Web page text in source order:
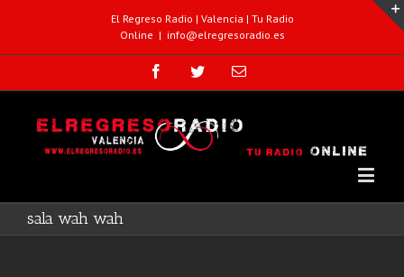
El Regreso Radio | Valencia | Tu Radio
Online | info@elregresoradio.es
sala wah wah